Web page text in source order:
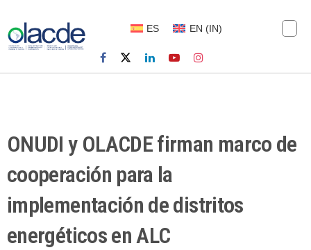
ES EN (IN)
ONUDI y OLACDE firman marco de
cooperación para la
implementación de distritos
energéticos en ALC